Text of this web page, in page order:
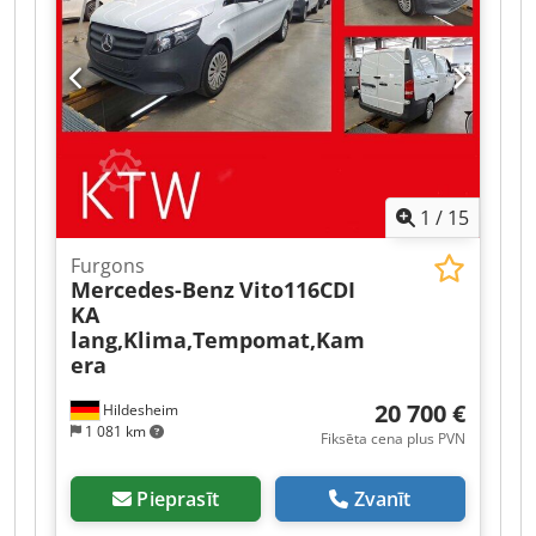
1 / 15
Hildesheim
1 081 km
Furgons
Mercedes-BenzVito116CDI
KA
lang,Klima,Tempomat,Kam
era
20 700 €
Fiksēta cena plus PVN
Pieprasīt Zvanīt